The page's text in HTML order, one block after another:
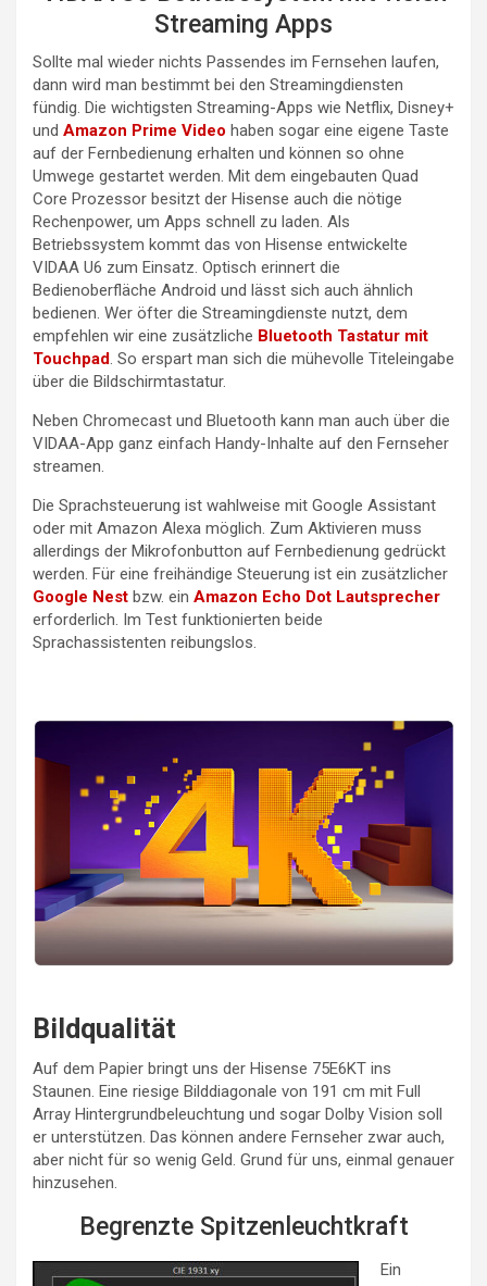
Streaming Apps
Sollte mal wieder nichts Passendes im Fernsehen laufen,
dann wird man bestimmt bei den Streamingdiensten
fündig. Die wichtigsten Streaming-Apps wie Netflix, Disney+
und Amazon Prime Video haben sogar eine eigene Taste
auf der Fernbedienung erhalten und können so ohne
Umwege gestartet werden. Mit dem eingebauten Quad
Core Prozessor besitzt der Hisense auch die nötige
Rechenpower, um Apps schnell zu laden. Als
Betriebssystem kommt das von Hisense entwickelte
VIDAA U6 zum Einsatz. Optisch erinnert die
Bedienoberfläche Android und lässt sich auch ähnlich
bedienen. Wer öfter die Streamingdienste nutzt, dem
empfehlen wir eine zusätzliche Bluetooth Tastatur mit
Touchpad. So erspart man sich die mühevolle Titeleingabe
über die Bildschirmtastatur.
Neben Chromecast und Bluetooth kann man auch über die
VIDAA-App ganz einfach Handy-Inhalte auf den Fernseher
streamen.
Die Sprachsteuerung ist wahlweise mit Google Assistant
oder mit Amazon Alexa möglich. Zum Aktivieren muss
allerdings der Mikrofonbutton auf Fernbedienung gedrückt
werden. Für eine freihändige Steuerung ist ein zusätzlicher
Google Nest bzw. ein Amazon Echo Dot Lautsprecher
erforderlich. Im Test funktionierten beide
Sprachassistenten reibungslos.
Bildqualität
Auf dem Papier bringt uns der Hisense 75E6KT ins
Staunen. Eine riesige Bilddiagonale von 191 cm mit Full
Array Hintergrundbeleuchtung und sogar Dolby Vision soll
er unterstützen. Das können andere Fernseher zwar auch,
aber nicht für so wenig Geld. Grund für uns, einmal genauer
hinzusehen.
Begrenzte Spitzenleuchtkraft
Ein